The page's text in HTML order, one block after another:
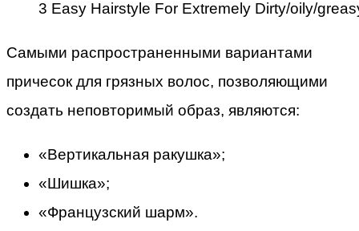
3 Easy Hairstyle For Extremely Dirty/oily/
Самыми распространенными вариантами
причесок для грязных волос, позволяющими
создать неповторимый образ, являются:
«Вертикальная ракушка»;
«Шишка»;
«Французский шарм».